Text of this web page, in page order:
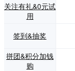
关注有礼&0元试
用
签到&抽奖
拼团&积分加钱
购